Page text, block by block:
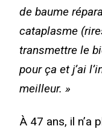
de baume
cataplasme
transmettre le
pour ça et j’ai
meilleur. »
À 47 ans, il n’a